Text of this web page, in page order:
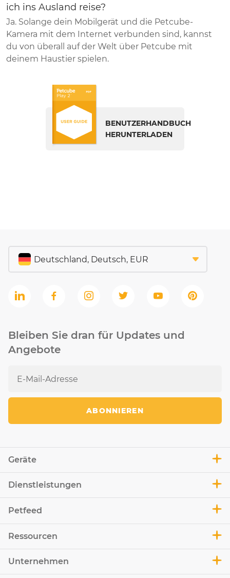
ich ins Ausland reise?
Ja. Solange dein Mobilgerät und die Petcube-
Kamera mit dem Internet verbunden sind, kannst
du von überall auf der Welt über Petcube mit
deinem Haustier spielen.
BENUTZERHANDBUCH
HERUNTERLADEN
Geräte
Dienstleistungen
Petfeed
Ressourcen
Unternehmen
Bleiben Sie dran für Updates und
Angebote
ABONNIEREN